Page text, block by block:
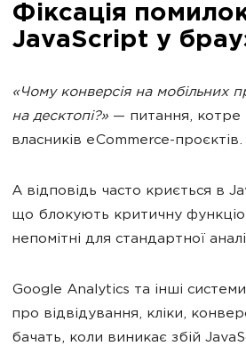
Фіксація
JavaScript у
«Чому конверсія на мобільних
на десктопі?» — питання, котре
власників eCommerce-проєктів.
А відповідь часто криється в
що блокують критичну
непомітні для стандартної
Google Analytics та інші
про відвідування, кліки,
бачать, коли виникає збій